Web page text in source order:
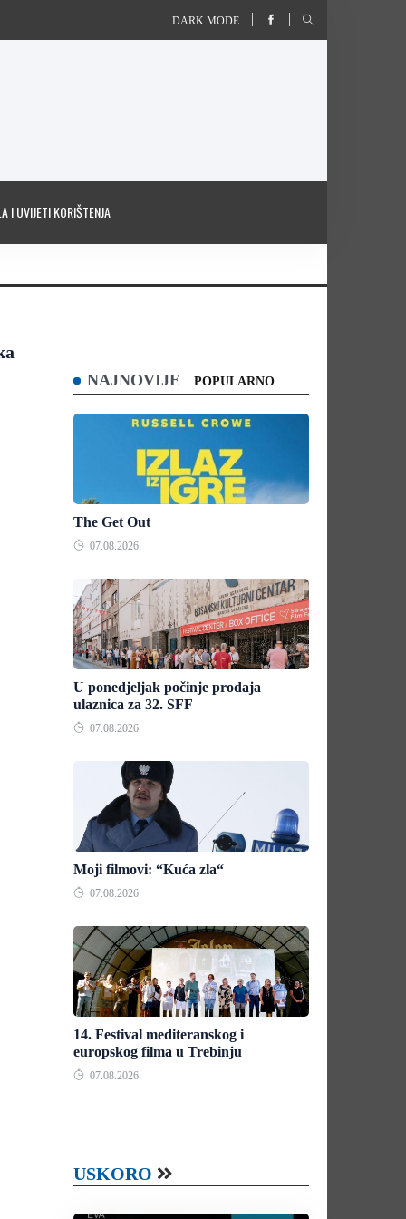
DARK MODE
I UVIJETI KORIŠTENJA
NAJNOVIJE POPULARNO
The Get Out
07.08.2026.
U ponedjeljak počinje prodaja
ulaznica za 32. SFF
07.08.2026.
Moji filmovi: “Kuća zla“
07.08.2026.
14. Festival mediteranskog i
europskog filma u Trebinju
07.08.2026.
USKORO